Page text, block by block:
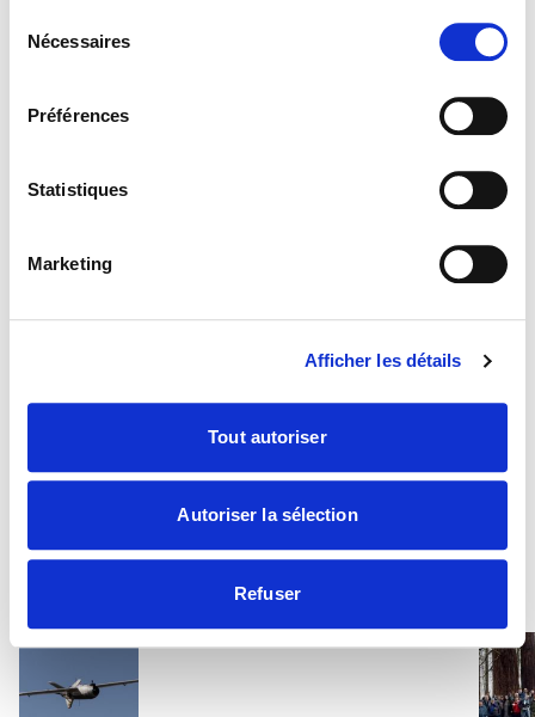
Nécessaires
Préférences
Statistiques
Marketing
Afficher les détails
Tout autoriser
Autoriser la sélection
Refuser
Petrosino. Le Pape, Babel et le
violence, tout le monde au travail. Et pourtant, Dieu est
intervenu. Car le problème n’était pas l’orgueil, mais la
philosophe Silvano Petrosino sur laMagnifica humanitas